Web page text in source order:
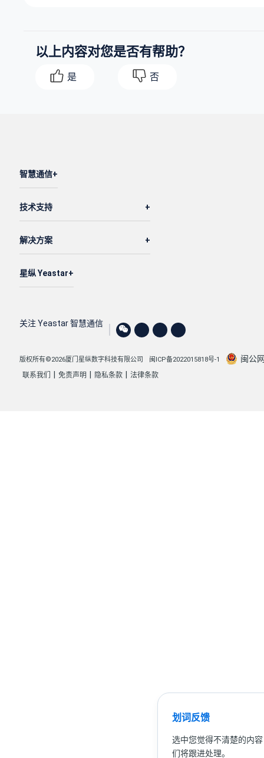
以上内容对您是否有帮助？
是 否
划词反馈
选中您觉得不清楚的内
们将跟进处理。
智慧通信
技术支持
解决方案
星纵 Yeastar
关注 Yeastar 智慧通信
版权所有©2026厦门星纵数字科技有限公司 闽ICP备2022015818号-1 闽公
联系我们 免责声明 隐私条款 法律条款